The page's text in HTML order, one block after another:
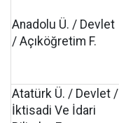
Anadolu Ü. / Devlet
/ Açıköğretim F.
Atatürk Ü. / Devlet /
İktisadi Ve İdari